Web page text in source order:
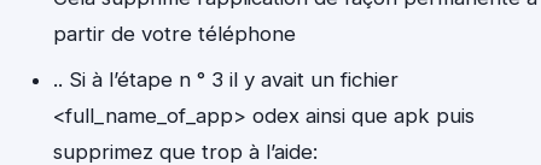
partir de votre téléphone
.. Si à l’étape n ° 3 il y avait un fichier
<full_name_of_app> odex ainsi que apk puis
supprimez que trop à l’aide: